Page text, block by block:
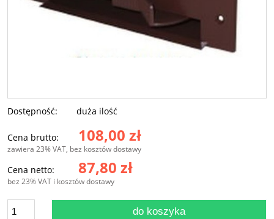
Dostępność: duża ilość
Cena brutto: 108,00 zł
zawiera 23% VAT, bez kosztów dostawy
Cena netto: 87,80 zł
bez 23% VAT i kosztów dostawy
do koszyka